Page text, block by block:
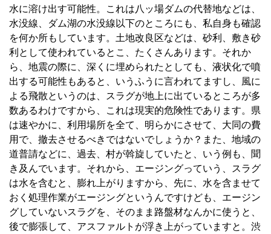
水に溶け出す可能性。これは八ッ場ダムの代替地などは、
水没線、ダム湖の水没線以下のところにも、私自身も確認
を何か所もしています。土地改良区などは、砂利、敷き砂
利として使われているとこ、たくさんあります。それか
ら、地震の際に、深くに埋められたとしても、液状化で噴
出する可能性もあると、いうふうに言われてますし、風に
よる飛散というのは、スラグが地上に出ているところが多
数あるわけですから、これは現実的危険性であります。県
は速やかに、利用場所を全て、明らかにさせて、大同の費
用で、撤去させるべきではないでしょうか？また、地域の
道普請などに、過去、村が斡旋していたと、いう例も、聞
き及んでいます。それから、エージングっていう、スラグ
は水を含むと、膨れ上がりますから、先に、水を含ませて
おく処理作業がエージングというんですけども、エージン
グしていないスラグを、そのまま路盤材なんかに使うと、
後で膨張して、アスファルトが浮き上がっていますと。渋